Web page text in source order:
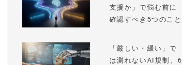
支援か」で悩む前に
確認すべき5つのこと
「厳しい・緩い」で
は測れないAI規制、6